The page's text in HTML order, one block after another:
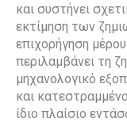
και συστήνει
εκτίμηση των
επιχορήγηση
περιλαμβάνει τη
μηχανολογικό
και
ίδιο πλαίσιο